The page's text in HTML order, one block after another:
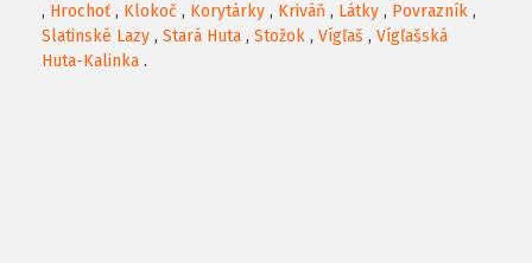
, Hrochoť , Klokoč , Korytárky , Kriváň , Látky , Povrazník ,
Slatinské Lazy , Stará Huta , Stožok , Vígľaš , Vígľašská
Huta-Kalinka .